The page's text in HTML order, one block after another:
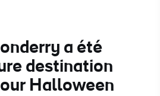
a été
destination
Halloween